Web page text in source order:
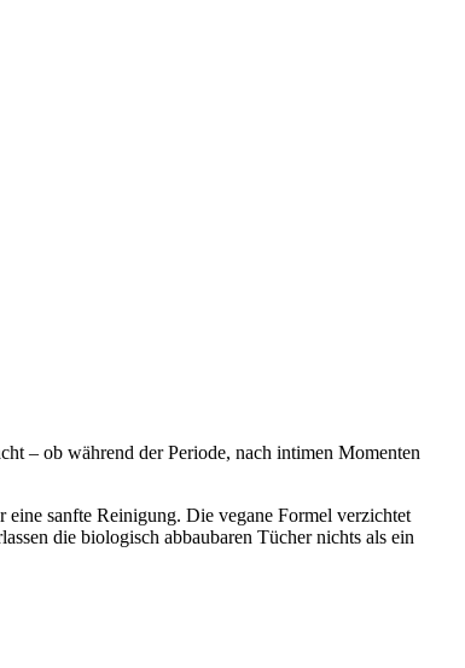
– ob während der Periode, nach intimen Momenten
sanfte Reinigung. Die vegane Formel verzichtet
die biologisch abbaubaren Tücher nichts als ein